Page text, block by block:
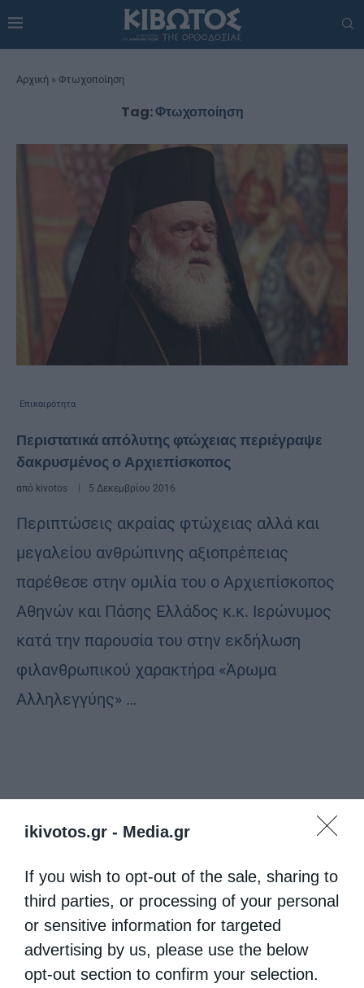
ikivotos.gr - Media.gr
If you wish to opt-out of the sale, sharing to
third parties, or processing of your personal
or sensitive information for targeted
advertising by us, please use the below
opt-out section to confirm your selection.
Αρχική » Φτωχοποίηση
Tag:Φτωχοποίηση
Επικαιρότητα
Περιστατικά απόλυτης φτώχειας περιέγραψε
δακρυσμένος ο Αρχιεπίσκοπος
από kivotos 5 Δεκεμβρίου 2016
Περιπτώσεις ακραίας φτώχειας αλλά και
μεγαλείου ανθρώπινης αξιοπρέπειας
παρέθεσε στην ομιλία του ο Αρχιεπίσκοπος
Αθηνών και Πάσης Ελλάδος κ.κ. Ιερώνυμος
κατά την παρουσία του στην εκδήλωση
φιλανθρωπικού χαρακτήρα «Άρωμα
Αλληλεγγύης» …